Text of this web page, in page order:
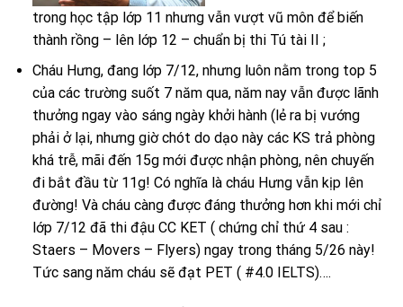
trong học tập lớp 11 nhưng vẫn vượt vũ môn để biến
thành rồng – lên lớp 12 – chuẩn bị thi Tú tài II ;
Cháu Hưng, đang lớp 7/12, nhưng luôn nằm trong top 5
của các trường suốt 7 năm qua, năm nay vẫn được lãnh
thưởng ngay vào sáng ngày khởi hành (lẻ ra bị vướng
phải ở lại, nhưng giờ chót do dạo này các KS trả phòng
khá trễ, mãi đến 15g mới được nhận phòng, nên chuyến
đi bắt đầu từ 11g! Có nghĩa là cháu Hưng vẫn kịp lên
đường! Và cháu càng được đáng thưởng hơn khi mới chỉ
lớp 7/12 đã thi đậu CC KET ( chứng chỉ thứ 4 sau :
Staers – Movers – Flyers) ngay trong tháng 5/26 này!
Tức sang năm cháu sẽ đạt PET ( #4.0 IELTS)….